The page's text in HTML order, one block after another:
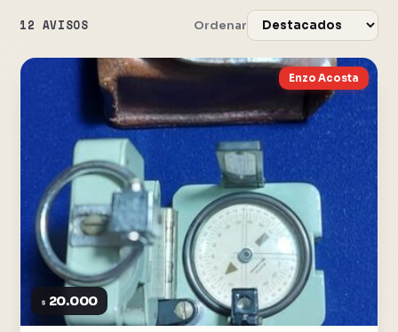
12 AVISOS Ordenar
Enzo Acosta
$ 20.000